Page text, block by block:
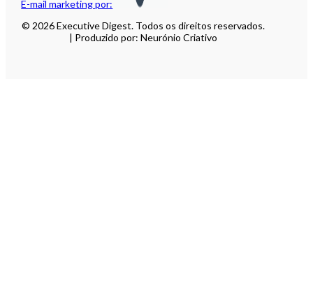
E-mail marketing por:
© 2026 Executive Digest. Todos os direitos reservados.
| Produzido por: Neurónio Criativo